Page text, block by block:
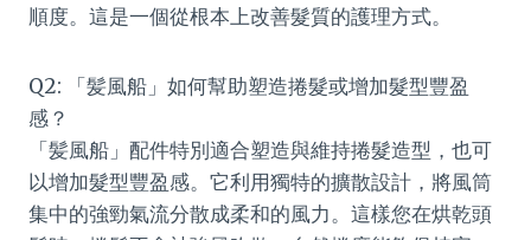
順度。這是一個從根本上改善髮質的護理方式。
Q2: 「髪風船」如何幫助塑造捲髮或增加髮型豐盈
感？
「髪風船」配件特別適合塑造與維持捲髮造型，也可
以增加髮型豐盈感。它利用獨特的擴散設計，將風筒
集中的強勁氣流分散成柔和的風力。這樣您在烘乾頭